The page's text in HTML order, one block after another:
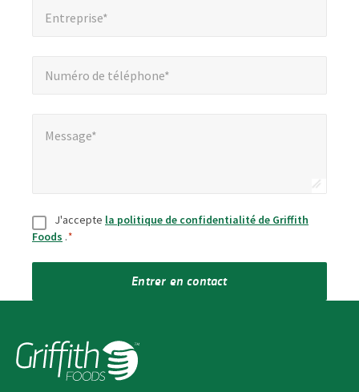
Entreprise*
Numéro de téléphone*
Message*
Consentement
J'accepte la politique de confidentialité de Griffith
Foods .*
Entrer en contact